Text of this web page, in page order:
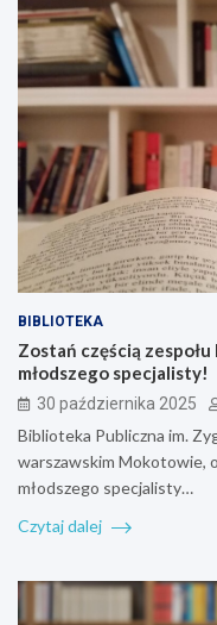
BIBLIOTEKA
Zostań częścią
młodszego specjalisty!
30 października 2025
Biblioteka Publiczna im.
warszawskim Mokotowie,
młodszego specjalisty…
Czytaj dalej